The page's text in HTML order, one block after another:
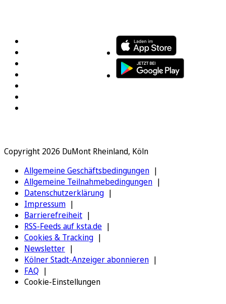
Copyright 2026 DuMont Rheinland, Köln
Allgemeine Geschäftsbedingungen
Allgemeine Teilnahmebedingungen
Datenschutzerklärung
Impressum
Barrierefreiheit
RSS-Feeds auf ksta.de
Cookies & Tracking
Newsletter
Kölner Stadt-Anzeiger abonnieren
FAQ
Cookie-Einstellungen